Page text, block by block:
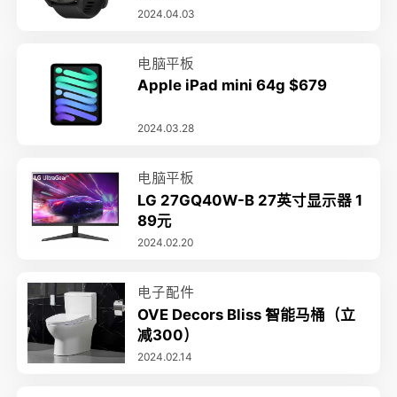
2024.04.03
电脑平板
Apple iPad mini 64g $679
2024.03.28
电脑平板
LG 27GQ40W-B 27英寸显示器 1
89元
2024.02.20
电子配件
OVE Decors Bliss 智能马桶（立
减300）
2024.02.14